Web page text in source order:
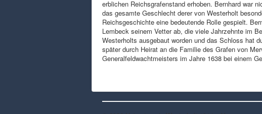
erblichen Reichsgrafenstand erhoben. Bernhard war
das gesamte Geschlecht derer von Westerholt
Reichsgeschichte eine bedeutende Rolle gespielt.
Lembeck seinem Vetter ab, die viele Jahrzehnte im
Westerholts ausgebaut worden und das Schloss hat
später durch Heirat an die Familie des Grafen von
Generalfeldwachtmeisters im Jahre 1638 bei einem